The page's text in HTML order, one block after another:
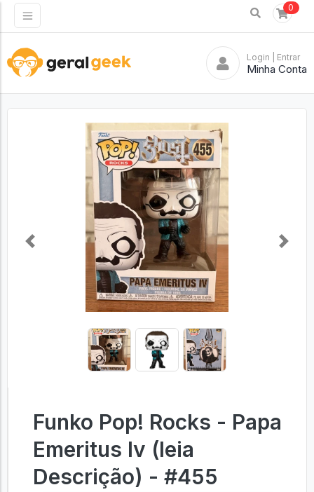
0
Login | Entrar
Minha Conta
Previous Next
Funko Pop! Rocks - Papa
Emeritus Iv (leia
Descrição) - #455